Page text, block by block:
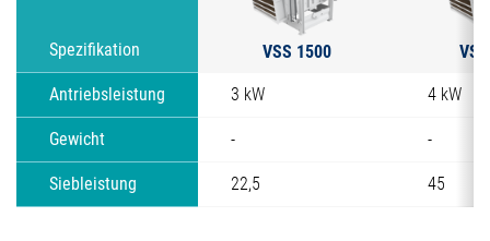
Spezifikation VSS 1500
Antriebsleistung 3 kW 4 kW
Gewicht - -
Siebleistung 22,5 45